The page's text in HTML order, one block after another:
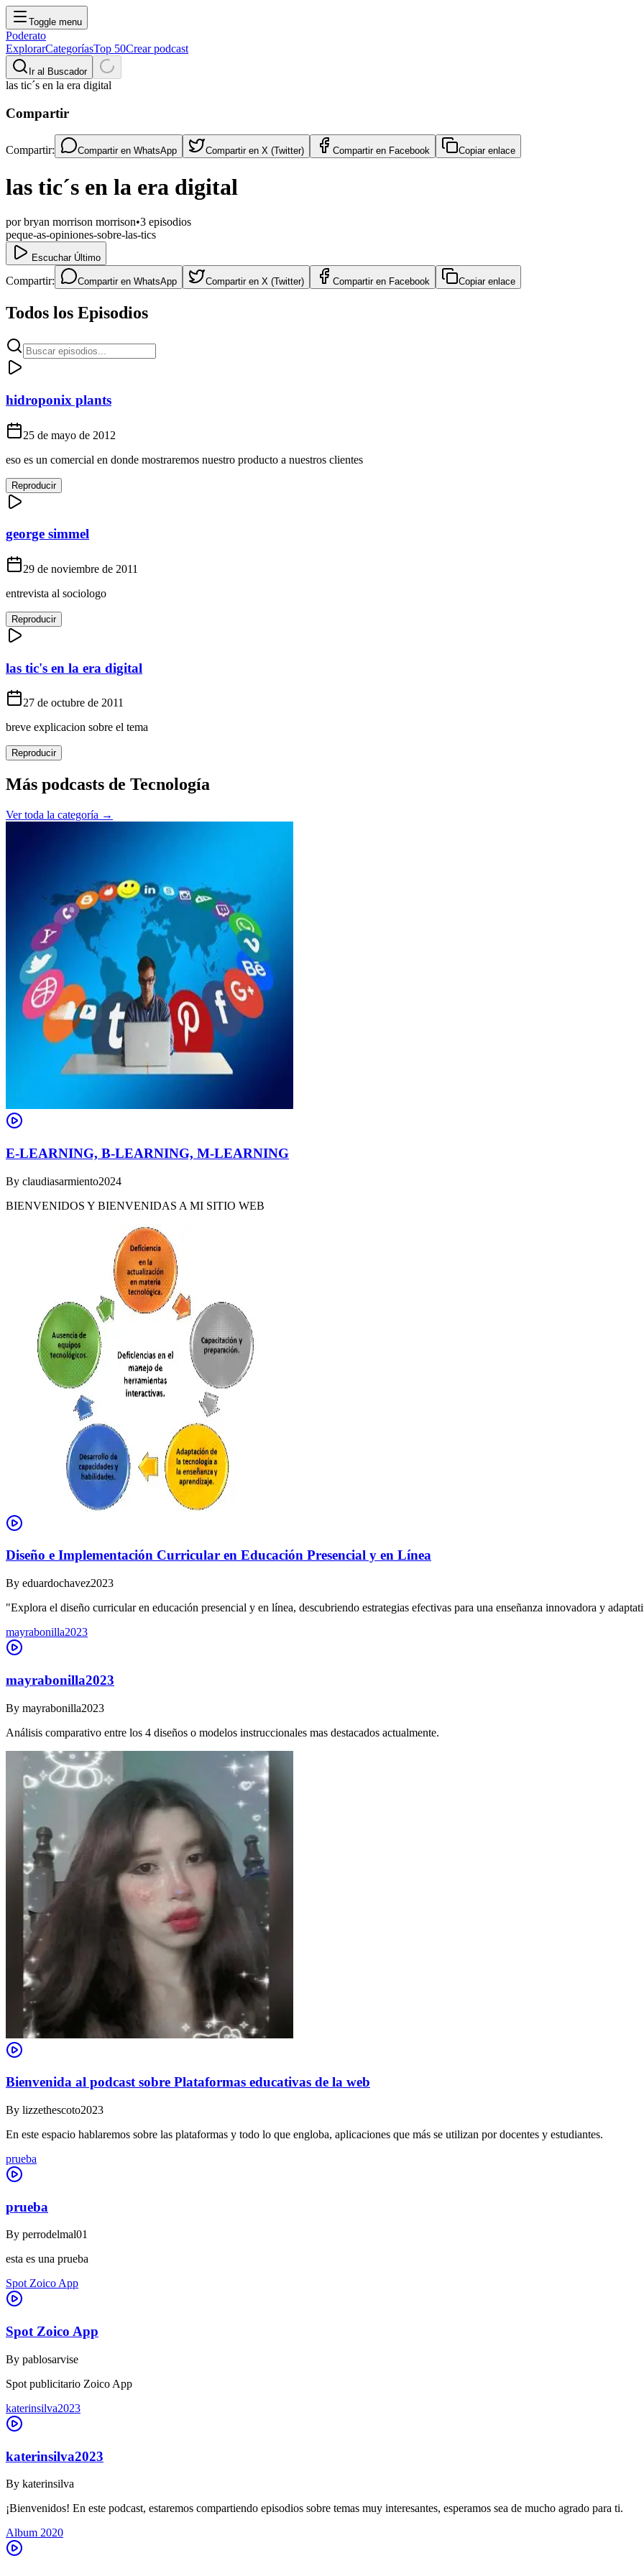
Toggle menu
Poderato
ExplorarCategoríasTop 50Crear podcast
Ir al Buscador
las tic´s en la era digital
Compartir
Compartir: Compartir en WhatsApp Compartir en X (Twitter) Compartir en Facebook Copiar enlace
las tic´s en la era digital
porbryan morrison morrison•3 episodios
peque-as-opiniones-sobre-las-tics
Escuchar Último
Compartir: Compartir en WhatsApp Compartir en X (Twitter) Compartir en Facebook Copiar enlace
Todos los Episodios
hidroponix plants
25 de mayo de 2012
eso es un comercial en donde mostraremos nuestro producto a nuestros clientes
Reproducir
george simmel
29 de noviembre de 2011
entrevista al sociologo
Reproducir
las tic's en la era digital
27 de octubre de 2011
breve explicacion sobre el tema
Reproducir
Más podcasts de Tecnología
Ver toda la categoría →
E-LEARNING, B-LEARNING, M-LEARNING
By claudiasarmiento2024
BIENVENIDOS Y BIENVENIDAS A MI SITIO WEB
Diseño e Implementación Curricular en Educación Presencial y en Línea
By eduardochavez2023
"Explora el diseño curricular en educación presencial y en línea, descubriendo estrategias efectivas para una enseñanza innovadora y
mayrabonilla2023
mayrabonilla2023
By mayrabonilla2023
Análisis comparativo entre los 4 diseños o modelos instruccionales mas destacados actualmente.
Bienvenida al podcast sobre Plataformas educativas de la web
By lizzethescoto2023
En este espacio hablaremos sobre las plataformas y todo lo que engloba, aplicaciones que más se utilizan por docentes y estudiantes.
prueba
prueba
By perrodelmal01
esta es una prueba
Spot Zoico App
Spot Zoico App
By pablosarvise
Spot publicitario Zoico App
katerinsilva2023
katerinsilva2023
By katerinsilva
¡Bienvenidos! En este podcast, estaremos compartiendo episodios sobre temas muy interesantes, esperamos sea de mucho agrado para ti.
Album 2020